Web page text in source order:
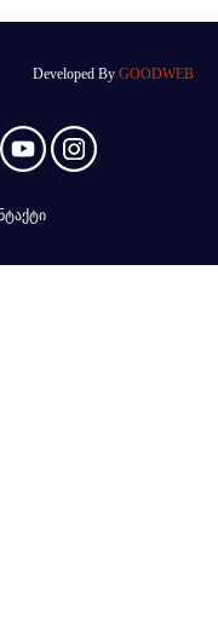
Developed By GOODWEB